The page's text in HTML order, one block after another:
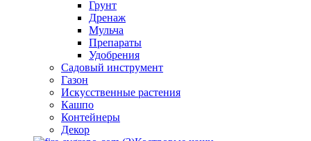
Грунт
Дренаж
Мульча
Препараты
Удобрения
Садовый инструмент
Газон
Искусственные растения
Кашпо
Контейнеры
Декор